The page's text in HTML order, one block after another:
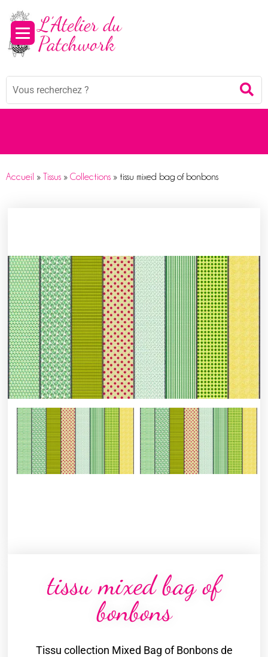
Mots
Accueil » Tissus » Collections » tissu mixed bag of bonbons
tissu mixed bag of
bonbons
Tissu collection Mixed Bag of Bonbons de
Panneau de gestion des cookies